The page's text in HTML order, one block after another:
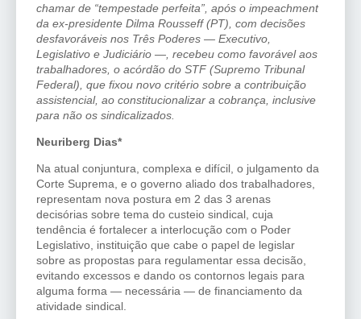
chamar de “tempestade perfeita”, após o impeachment
da ex-presidente Dilma Rousseff (PT), com decisões
desfavoráveis nos Três Poderes — Executivo,
Legislativo e Judiciário —, recebeu como favorável aos
trabalhadores, o acórdão do STF (Supremo Tribunal
Federal), que fixou novo critério sobre a contribuição
assistencial, ao constitucionalizar a cobrança, inclusive
para não os sindicalizados.
Neuriberg Dias*
Na atual conjuntura, complexa e difícil, o julgamento da
Corte Suprema, e o governo aliado dos trabalhadores,
representam nova postura em 2 das 3 arenas
decisórias sobre tema do custeio sindical, cuja
tendência é fortalecer a interlocução com o Poder
Legislativo, instituição que cabe o papel de legislar
sobre as propostas para regulamentar essa decisão,
evitando excessos e dando os contornos legais para
alguma forma — necessária — de financiamento da
atividade sindical.